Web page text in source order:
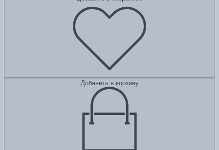
Добавить в корзину